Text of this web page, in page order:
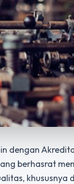
dengan
berhasrat
khususnya